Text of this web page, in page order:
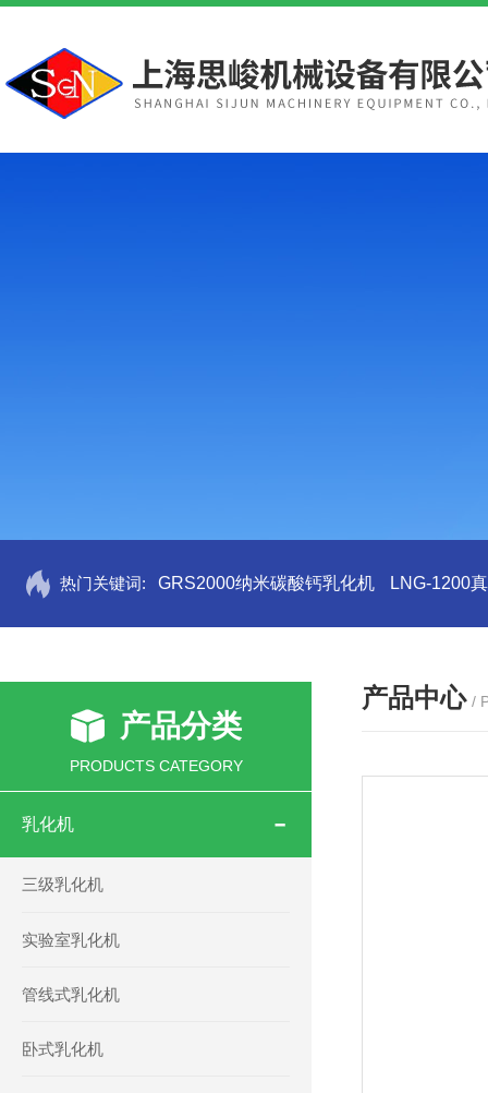
热门关键词: GRS2000纳米碳酸钙乳化机 LNG-1200
产品分类
PRODUCTS CATEGORY
乳化机
三级乳化机
实验室乳化机
管线式乳化机
卧式乳化机
产品中心 /